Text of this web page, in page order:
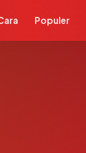
Populer